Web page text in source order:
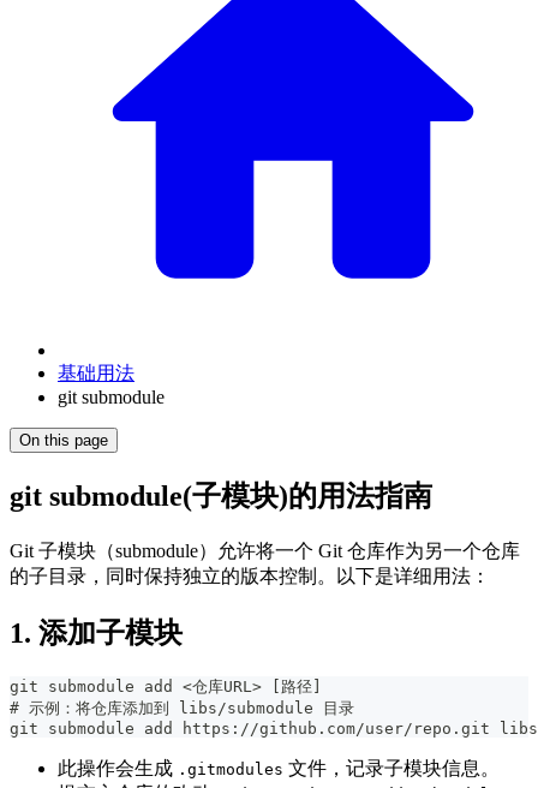
基础用法
git submodule
On this page
git submodule(子模块)的用法指南
Git 子模块（submodule）允许将一个 Git 仓库作为另一个仓库
的子目录，同时保持独立的版本控制。以下是详细用法：
1. 添加子模块
git submodule add <仓库URL> [路径]
# 示例：将仓库添加到 libs/submodule 目录
git submodule add https://github.com/user/repo.git libs/
此操作会生成 .gitmodules 文件，记录子模块信息。